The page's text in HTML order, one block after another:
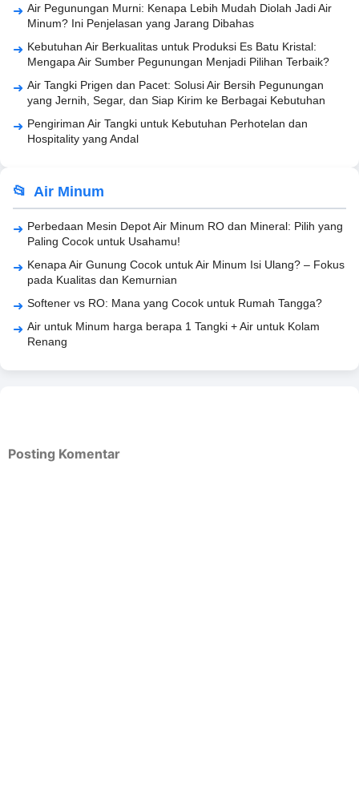
Air Pegunungan Murni: Kenapa Lebih Mudah Diolah Jadi Air
Minum? Ini Penjelasan yang Jarang Dibahas
Kebutuhan Air Berkualitas untuk Produksi Es Batu Kristal:
Mengapa Air Sumber Pegunungan Menjadi Pilihan Terbaik?
Air Tangki Prigen dan Pacet: Solusi Air Bersih Pegunungan
yang Jernih, Segar, dan Siap Kirim ke Berbagai Kebutuhan
Pengiriman Air Tangki untuk Kebutuhan Perhotelan dan
Hospitality yang Andal
Air Minum
Perbedaan Mesin Depot Air Minum RO dan Mineral: Pilih yang
Paling Cocok untuk Usahamu!
Kenapa Air Gunung Cocok untuk Air Minum Isi Ulang? – Fokus
pada Kualitas dan Kemurnian
Softener vs RO: Mana yang Cocok untuk Rumah Tangga?
Air untuk Minum harga berapa 1 Tangki + Air untuk Kolam
Renang
Posting Komentar